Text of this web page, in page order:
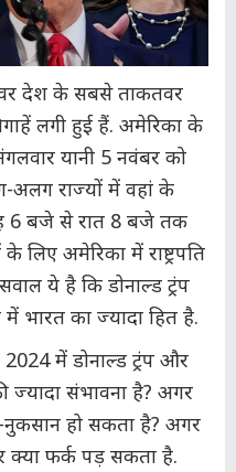
देश के सबसे ताकतवर
लगी हुई हैं. अमेरिका के
यानी 5 नवंबर को
अलग राज्यों में वहां के
6 बजे से रात 8 बजे तक
लिए अमेरिका में राष्ट्रपति
ये है कि डोनाल्ड ट्रंप
भारत का ज्यादा हित है.
में डोनाल्ड ट्रंप और
संभावना है? अगर
नुकसान हो सकता है? अगर
क्या फर्क पड़ सकता है.